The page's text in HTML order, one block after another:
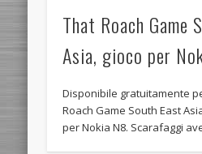
That Roach Game
Asia, gioco per
Disponibile gratuitamente
Roach Game South East
per Nokia N8. Scarafaggi